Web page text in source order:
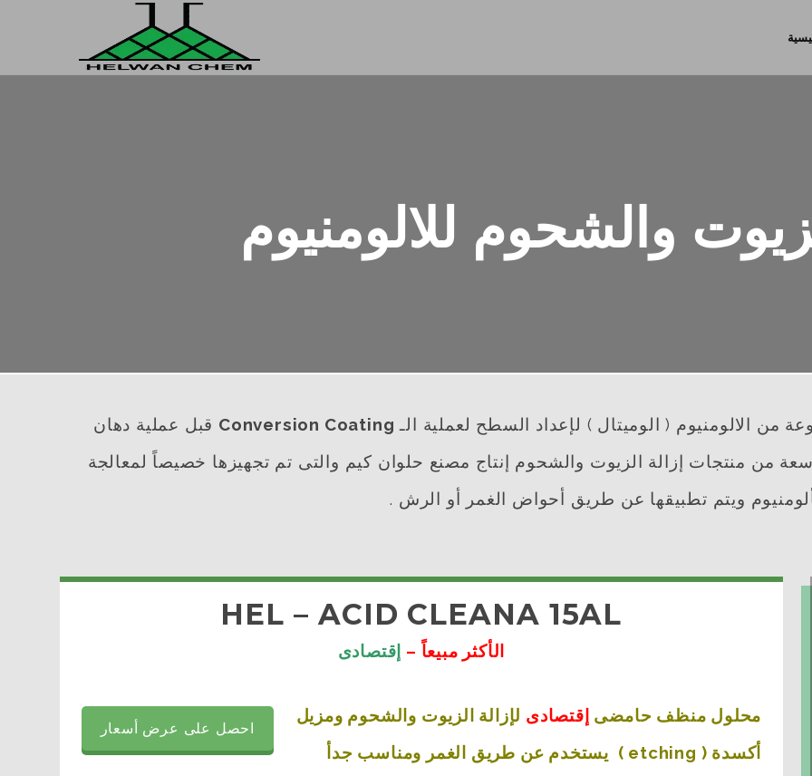
والشحوم للالومنيوم
من الالومنيوم ( الوميتال ) لإعداد السطح لعملية الـ Conversion Coating قبل عملية دهان
من منتجات إزالة الزيوت والشحوم إنتاج مصنع حلوان كيم والتى تم تجهيزها خصيصاً لمعالجة
ويتم تطبيقها عن طريق أحواض الغمر أو الرش .
HEL – ACID CLEANA 15AL
الأكثر مبيعاً – إقتصادى
احصل على عرض أسعار
محلول منظف حامضى إقتصادى لإزالة الزيوت والشحوم ومزيل
أكسدة ( etching ) يستخدم عن طريق الغمر ومناسب جدأ